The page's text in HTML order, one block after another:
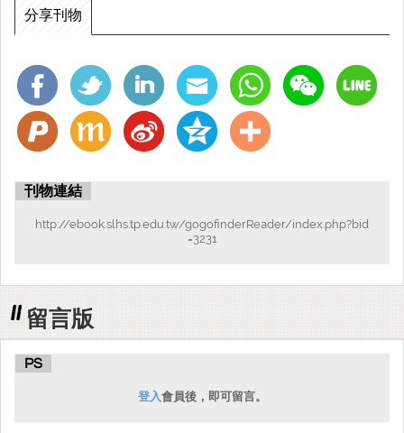
分享刊物
刊物連結
http://ebook.slhs.tp.edu.tw/gogofinderReader/index.php?bid
=3231
留言版
PS
登入會員後，即可留言。